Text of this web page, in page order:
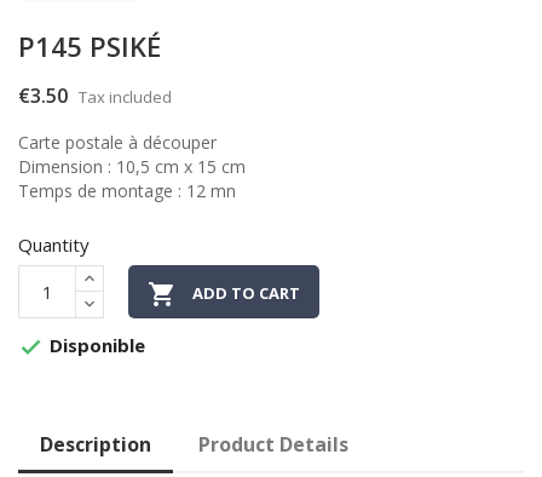
P145 PSIKÉ
€3.50 Tax included
Carte postale à découper
Dimension : 10,5 cm x 15 cm
Temps de montage : 12 mn
Quantity
 ADD TO CART
 Disponible
Description Product Details